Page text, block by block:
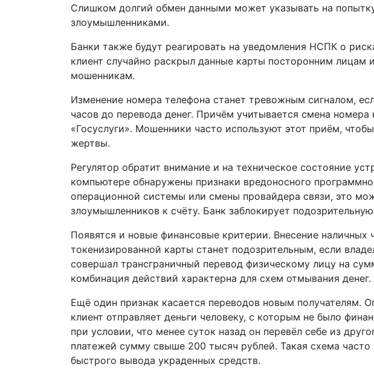
Слишком долгий обмен данными может указывать на
злоумышленниками.
Банки также будут реагировать на уведомления НСПК о
клиент случайно раскрыл данные карты посторонним лицам
мошенникам.
Изменение номера телефона станет тревожным сигналом,
часов до перевода денег. Причём учитывается смена номера
«Госуслуги». Мошенники часто используют этот приём,
жертвы.
Регулятор обратит внимание и на техническое состояние
компьютере обнаружены признаки вредоносного
операционной системы или смены провайдера связи, это
злоумышленников к счёту. Банк заблокирует
Появятся и новые финансовые критерии. Внесение наличных
токенизированной карты станет подозрительным, если
совершал трансграничный перевод физическому лицу на
комбинация действий характерна для схем отмывания денег.
Ещё один признак касается переводов новым получателям.
клиент отправляет деньги человеку, с которым не было
при условии, что менее суток назад он перевёл себе из
платежей сумму свыше 200 тысяч рублей. Такая схема
быстрого вывода украденных средств.